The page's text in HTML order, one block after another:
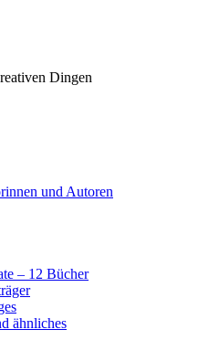
Dingen
und Autoren
– 12 Bücher
ähnliches